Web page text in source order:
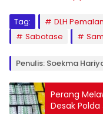
Tag: DLH
Sabotase
Penulis: Soekma
Perang
Desak